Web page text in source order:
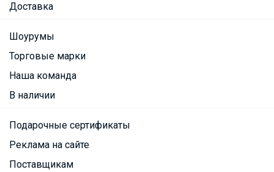
Доставка
Шоурумы
Торговые марки
Наша команда
В наличии
Подарочные сертификаты
Реклама на сайте
Поставщикам